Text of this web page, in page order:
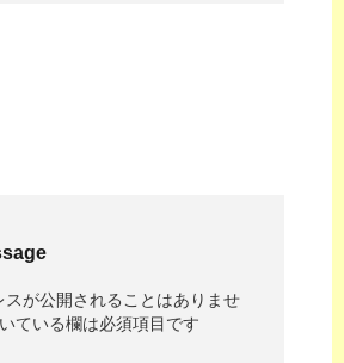
スが公開されることはありませ
ている欄は必須項目です